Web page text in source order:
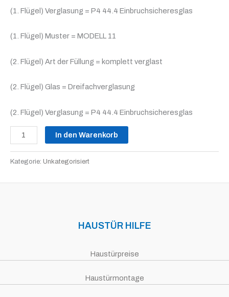
(1. Flügel) Verglasung = P4 44.4 Einbruchsicheresglas
(1. Flügel) Muster = MODELL 11
(2. Flügel) Art der Füllung = komplett verglast
(2. Flügel) Glas = Dreifachverglasung
(2. Flügel) Verglasung = P4 44.4 Einbruchsicheresglas
In den Warenkorb
Kategorie: Unkategorisiert
HAUSTÜR HILFE
Haustürpreise
Haustürmontage